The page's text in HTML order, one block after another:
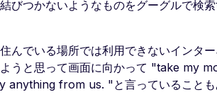
びつかないようなものをグーグルで検
んでいる場所では利用できないインタ
うと思って画面に向かって "take my
from us. "と言っていることも